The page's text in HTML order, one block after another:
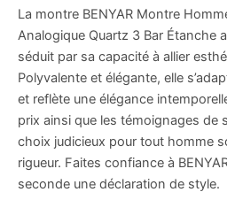
La montre BENYAR Montre
Analogique Quartz 3 Bar Étanche
séduit par sa capacité à allier
Polyvalente et élégante, elle
et reflète une élégance
prix ainsi que les témoignages de
choix judicieux pour tout homme
rigueur. Faites confiance à
seconde une déclaration de style.